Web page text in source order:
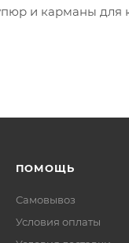
и карманы
ПОМОЩЬ
Самовывоз
Условия оплаты